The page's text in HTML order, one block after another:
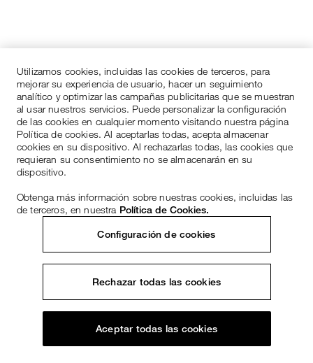
Utilizamos cookies, incluidas las cookies de terceros, para
mejorar su experiencia de usuario, hacer un seguimiento
analítico y optimizar las campañas publicitarias que se muestran
al usar nuestros servicios. Puede personalizar la configuración
de las cookies en cualquier momento visitando nuestra página
Política de cookies. Al aceptarlas todas, acepta almacenar
cookies en su dispositivo. Al rechazarlas todas, las cookies que
requieran su consentimiento no se almacenarán en su
dispositivo.
Obtenga más información sobre nuestras cookies, incluidas las
de terceros, en nuestra Política de Cookies.
Configuración de cookies
Rechazar todas las cookies
Aceptar todas las cookies